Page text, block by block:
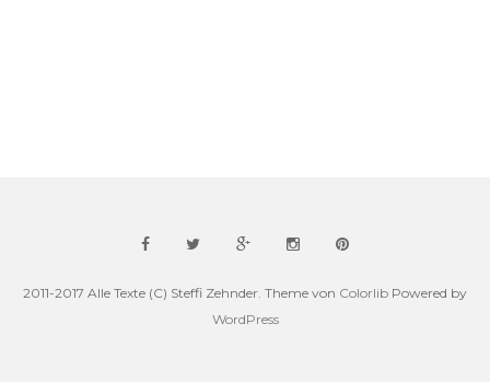
2011-2017 Alle Texte (C) Steffi Zehnder. Theme von Colorlib Powered by
WordPress